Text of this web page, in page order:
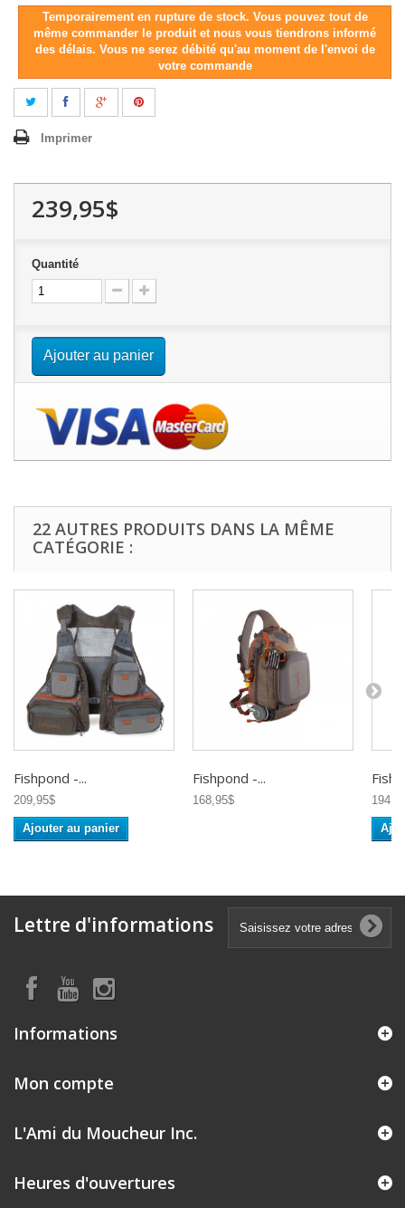
Temporairement en rupture de stock. Vous pouvez tout de
même commander le produit et nous vous tiendrons informé
des délais. Vous ne serez débité qu'au moment de l'envoi de
votre commande
Imprimer
239,95$
Quantité
Ajouter au panier
22 AUTRES PRODUITS DANS LA MÊME
CATÉGORIE :
Fishpond -...
209,95$
Ajouter au panier
Fishpond -...
168,95$
Lettre d'informations
Informations
Mon compte
L'Ami du Moucheur Inc.
Heures d'ouvertures